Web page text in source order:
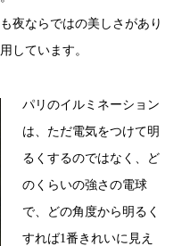
夜ならではの美しさがあり
しています。
パリのイルミネーション
は、ただ電気をつけて明
るくするのではなく、ど
のくらいの強さの電球
で、どの角度から明るく
すれば1番きれいに見え